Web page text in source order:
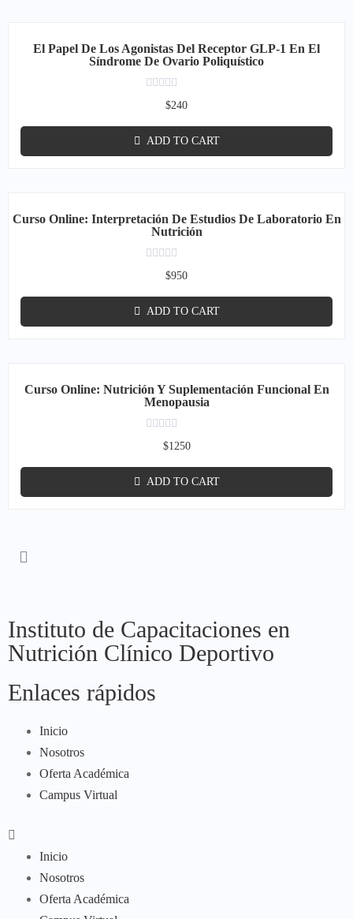
El Papel De Los Agonistas Del Receptor GLP-1 En El
Síndrome De Ovario Poliquístico
Rated
5
$240
ADD TO CART
Curso Online: Interpretación De Estudios De Laboratorio En
Nutrición
Rated
5
$950
ADD TO CART
Curso Online: Nutrición Y Suplementación Funcional En
Menopausia
Rated
5
$1250
ADD TO CART
Instituto de Capacitaciones en
Nutrición Clínico Deportivo
Enlaces rápidos
Inicio
Nosotros
Oferta Académica
Campus Virtual
Inicio
Nosotros
Oferta Académica